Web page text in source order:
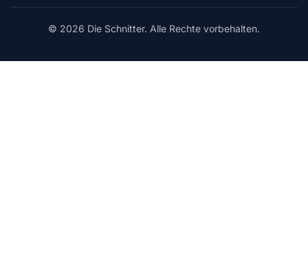
© 2026 Die Schnitter. Alle Rechte vorbehalten.